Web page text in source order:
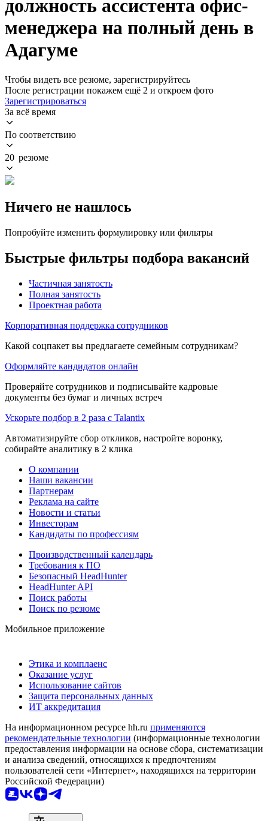
должность ассистента офис-
менеджера на полный день в
Адагуме
Чтобы видеть все резюме, зарегистрируйтесь
После регистрации покажем ещё 2 и откроем фото
Зарегистрироваться
За всё время
По соответствию
20 резюме
Ничего не нашлось
Попробуйте изменить формулировку или фильтры
Быстрые фильтры подбора вакансий
Частичная занятость
Полная занятость
Проектная работа
Корпоративная поддержка сотрудников
Какой соцпакет вы предлагаете семейным сотрудникам?
Оформляйте кандидатов онлайн
Проверяйте сотрудников и подписывайте кадровые
документы без бумаг и личных встреч
Ускорьте подбор в 2 раза с Talantix
Автоматизируйте сбор откликов, настройте воронку,
собирайте аналитику в 2 клика
О компании
Наши вакансии
Партнерам
Реклама на сайте
Новости и статьи
Инвесторам
Кандидаты по профессиям
Производственный календарь
Требования к ПО
Безопасный HeadHunter
HeadHunter API
Поиск работы
Поиск по резюме
Мобильное приложение
Этика и комплаенс
Оказание услуг
Использование сайтов
Защита персональных данных
ИТ аккредитация
На информационном ресурсе hh.ru применяются
рекомендательные технологии (информационные технологии
предоставления информации на основе сбора, систематизации
и анализа сведений, относящихся к предпочтениям
пользователей сети «Интернет», находящихся на территории
Российской Федерации)